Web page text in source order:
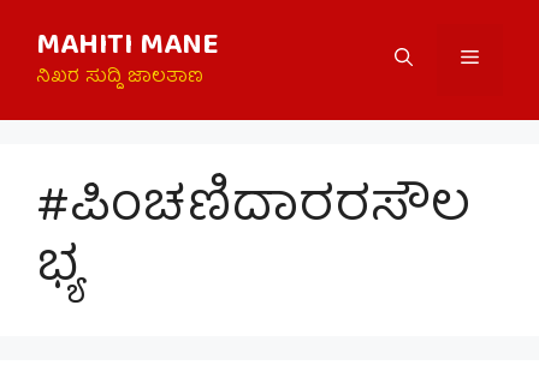
content
MAHITI MANE
ನಿಖರ ಸುದ್ದಿ ಜಾಲತಾಣ
Menu
#ಪಿಂಚಣಿದಾರರಸೌಲ
ಭ್ಯ